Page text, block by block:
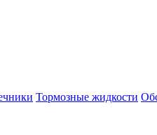
Тормозные жидкости